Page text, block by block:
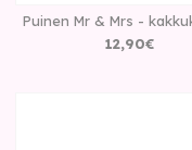
Puinen Mr & Mrs -
12,90€